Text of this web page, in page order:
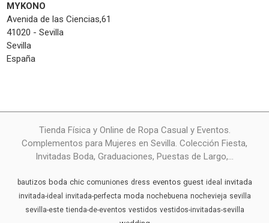
MYKONO
Avenida de las Ciencias,61
41020 - Sevilla
Sevilla
España
Tienda Física y Online de Ropa Casual y Eventos.
Complementos para Mujeres en Sevilla. Colección Fiesta,
Invitadas Boda, Graduaciones, Puestas de Largo,...
bautizos boda chic comuniones dress eventos guest ideal invitada
invitada-ideal invitada-perfecta moda nochebuena nochevieja sevilla
sevilla-este tienda-de-eventos vestidos vestidos-invitadas-sevilla